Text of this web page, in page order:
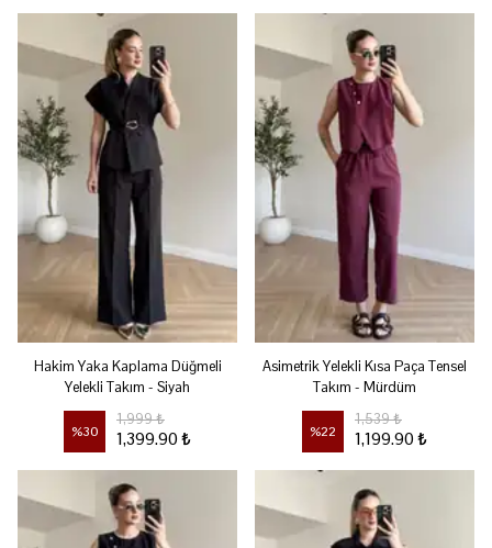
Hakim Yaka Kaplama Düğmeli
Yelekli Takım - Siyah
%30
1,999 ₺
1,399.90 ₺
Asimetrik Yelekli Kısa Paça Tensel
Takım - Mürdüm
%22
1,539 ₺
1,199.90 ₺